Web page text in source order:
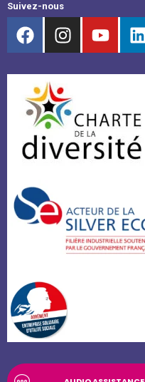
Suivez-nous